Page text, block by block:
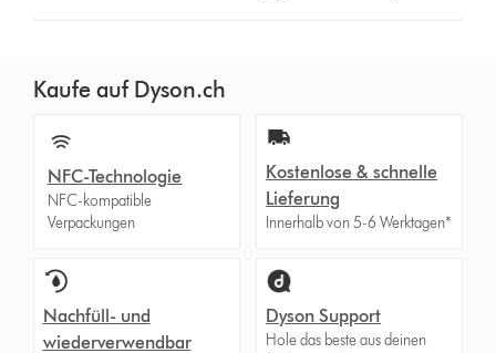
Kaufe auf Dyson.ch
NFC-Technologie
NFC-kompatible
Verpackungen
Kostenlose & schnelle
Lieferung
Innerhalb von 5-6 Werktagen*
Nachfüll- und
wiederverwendbar
Dyson Support
Hole das beste aus deinen